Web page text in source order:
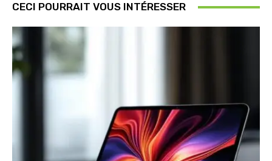
CECI POURRAIT VOUS INTÉRESSER